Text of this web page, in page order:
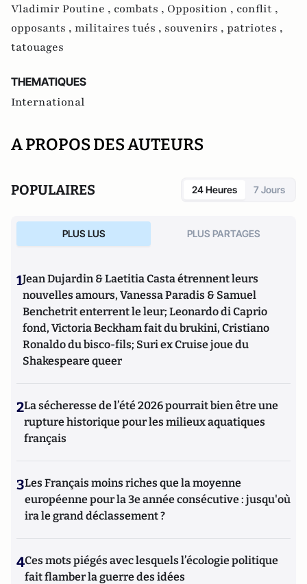
Vladimir Poutine , combats , Opposition , conflit ,
opposants , militaires tués , souvenirs , patriotes ,
tatouages
THEMATIQUES
International
A PROPOS DES AUTEURS
POPULAIRES 24 Heures 7 Jours
PLUS LUS PLUS PARTAGES
1Jean Dujardin & Laetitia Casta étrennent leurs
nouvelles amours, Vanessa Paradis & Samuel
Benchetrit enterrent le leur; Leonardo di Caprio
fond, Victoria Beckham fait du brukini, Cristiano
Ronaldo du bisco-fils; Suri ex Cruise joue du
Shakespeare queer
2La sécheresse de l’été 2026 pourrait bien être une
rupture historique pour les milieux aquatiques
français
3Les Français moins riches que la moyenne
européenne pour la 3e année consécutive : jusqu'où
ira le grand déclassement ?
4Ces mots piégés avec lesquels l’écologie politique
fait flamber la guerre des idées